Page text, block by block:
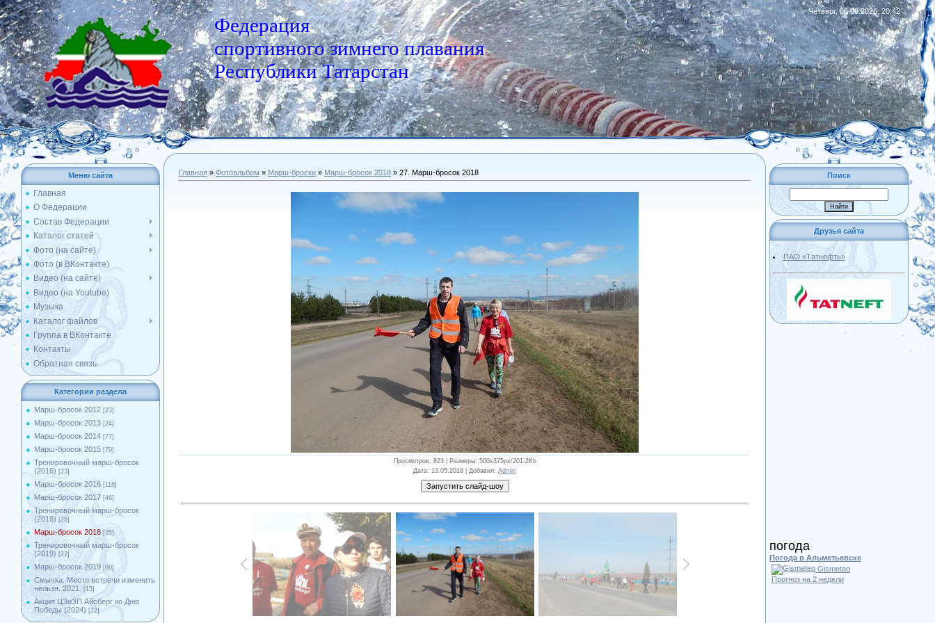
Федерация
спортивного зимнего плавания
Республики Татарстан
Четверг, 06.08.2026, 20:42
|RSS
Меню сайта
Главная
О Федерации
Состав Федерации
Каталог статей
Фото (на сайте)
Фото (в ВКонтакте)
Видео (на сайте)
Видео (на Youtube)
Музыка
Каталог файлов
Группа в ВКонтакте
Контакты
Обратная связь
Категории раздела
Марш-бросок 2012 [23]
Марш-бросок 2013 [24]
Марш-бросок 2014 [77]
Марш-бросок 2015 [79]
Тренировочный марш-бросок
(2016) [23]
Марш-бросок 2016 [118]
Марш-бросок 2017 [46]
Тренировочный марш-бросок
(2018) [25]
Марш-бросок 2018 [35]
Тренировочный марш-бросок
(2019) [22]
Марш-бросок 2019 [60]
Смычка. Место встречи изменить
нельзя. 2021.
[15]
Акция ЦЗиЗП Айсберг ко Дню
Победы (2024) [22]
Главная » Фотоальбом » Марш-броски » Марш-бросок 2018 » 27. Марш-бросок 2018
Просмотров: 823 | Размеры: 500x375px/201.2Kb
Дата: 13.05.2018 | Добавил: Admin
Поиск
Друзья сайта
ПАО «Татнефть»
погода
Погода в Альметьевске
Gismeteo
Прогноз на 2 недели